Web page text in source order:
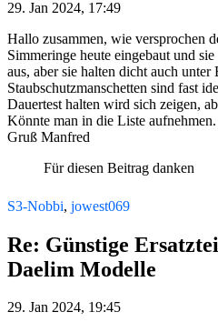
29. Jan 2024, 17:49
Hallo zusammen, wie versprochen
Simmeringe heute eingebaut und sie
aus, aber sie halten dicht auch unter
Staubschutzmanschetten sind fast
Dauertest halten wird sich zeigen,
Könnte man in die Liste aufnehmen.
Gruß Manfred
Für diesen Beitrag danken
S3-Nobbi, jowest069
Re: Günstige
Daelim Modelle
29. Jan 2024, 19:45